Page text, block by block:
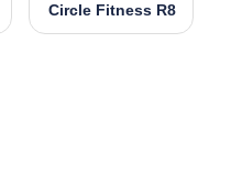
Circle Fitness R8